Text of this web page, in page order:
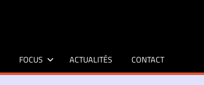
FOCUS ACTUALITÉS CONTACT